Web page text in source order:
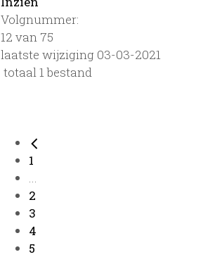
Volgnummer:
12 van 75
laatste wijziging 03-03-2021
totaal 1 bestand
1
...
2
3
4
5